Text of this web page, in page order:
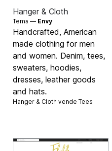
Hanger & Cloth
Tema — Envy
Handcrafted, American
made clothing for men
and women. Denim, tees,
sweaters, hoodies,
dresses, leather goods
and hats.
Hanger & Cloth vendeTees